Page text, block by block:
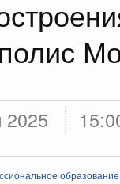
2025
образование